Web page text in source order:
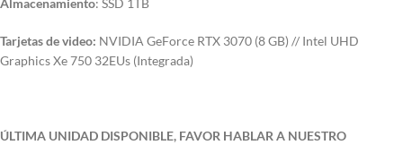
Almacenamiento: SSD 1TB
Tarjetas de video: NVIDIA GeForce RTX 3070 (8 GB) // Intel UHD
Graphics Xe 750 32EUs (Integrada)
ÚLTIMA UNIDAD DISPONIBLE, FAVOR HABLAR A NUESTRO